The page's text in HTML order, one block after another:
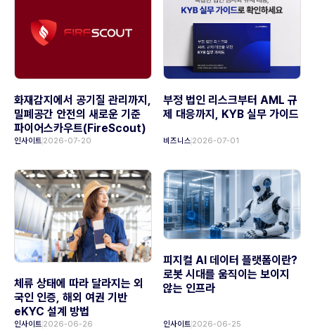
화재감지에서 공기질 관리까지,
밀폐공간 안전의 새로운 기준
파이어스카우트(FireScout)
인사이트 2026-07-20
부정 법인 리스크부터 AML 규
제 대응까지, KYB 실무 가이드
비즈니스 2026-07-01
체류 상태에 따라 달라지는 외
국인 인증, 해외 여권 기반
eKYC 설계 방법
인사이트 2026-06-26
피지컬 AI 데이터 플랫폼이란?
로봇 시대를 움직이는 보이지
않는 인프라
인사이트 2026-06-25